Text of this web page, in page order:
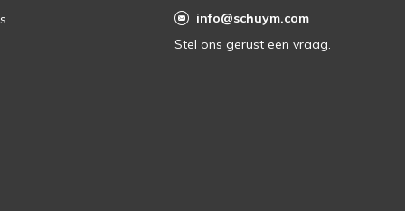
info@schuym.com
Stel ons gerust een vraag.